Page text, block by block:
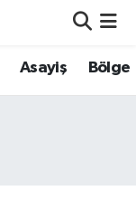
Asayiş Bölge